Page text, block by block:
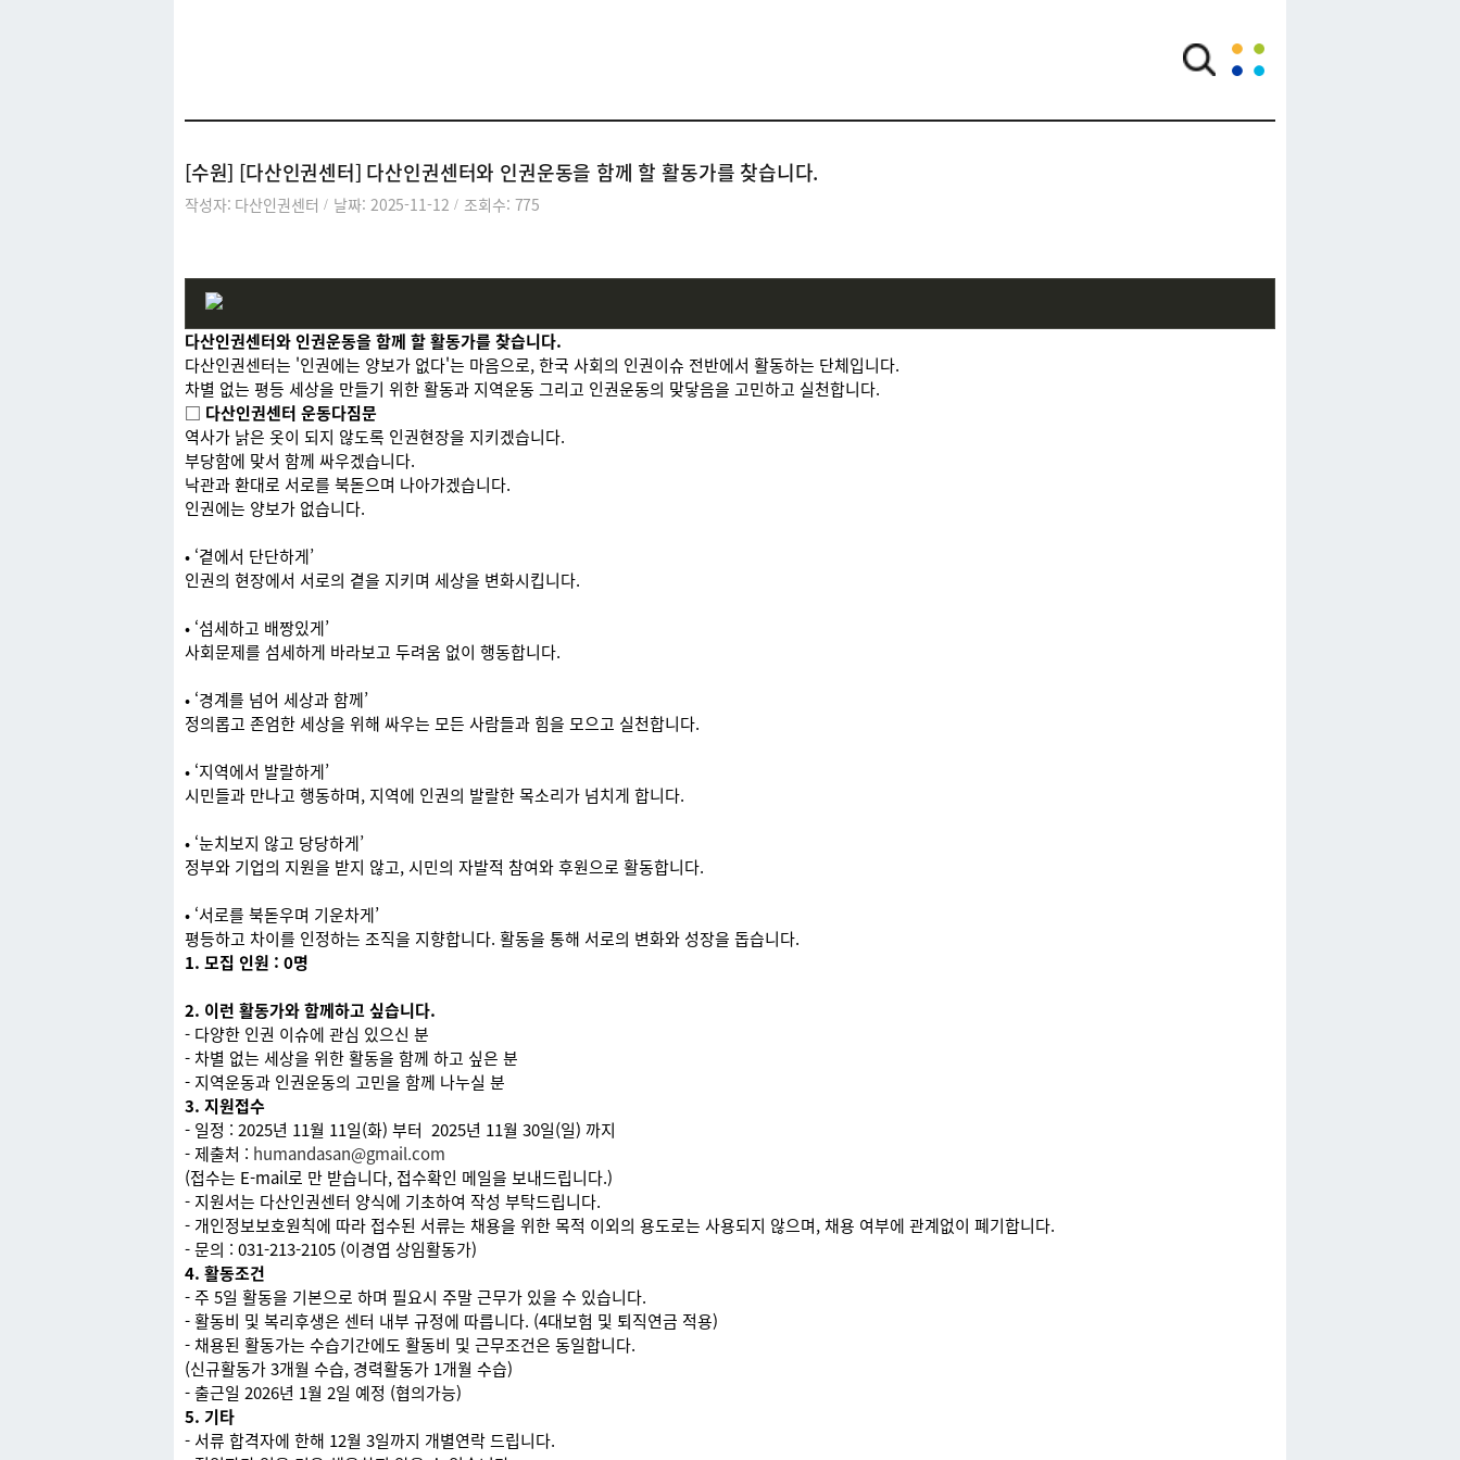
[수원] [다산인권센터] 다산인권센터와 인권운동을 함께 할 활동가를 찾습니다.
작성자: 다산인권센터 / 날짜: 2025-11-12 / 조회수: 775
다산인권센터와 인권운동을 함께 할 활동가를 찾습니다.
다산인권센터는 '인권에는 양보가 없다'는 마음으로, 한국 사회의 인권이슈 전반에서 활동하는 단체입니다.
차별 없는 평등 세상을 만들기 위한 활동과 지역운동 그리고 인권운동의 맞닿음을 고민하고 실천합니다.
□ 다산인권센터 운동다짐문
역사가 낡은 옷이 되지 않도록 인권현장을 지키겠습니다.
부당함에 맞서 함께 싸우겠습니다.
낙관과 환대로 서로를 북돋으며 나아가겠습니다.
인권에는 양보가 없습니다.
• ‘곁에서 단단하게’
인권의 현장에서 서로의 곁을 지키며 세상을 변화시킵니다.
• ‘섬세하고 배짱있게’
사회문제를 섬세하게 바라보고 두려움 없이 행동합니다.
• ‘경계를 넘어 세상과 함께’
정의롭고 존엄한 세상을 위해 싸우는 모든 사람들과 힘을 모으고 실천합니다.
• ‘지역에서 발랄하게’
시민들과 만나고 행동하며, 지역에 인권의 발랄한 목소리가 넘치게 합니다.
• ‘눈치보지 않고 당당하게’
정부와 기업의 지원을 받지 않고, 시민의 자발적 참여와 후원으로 활동합니다.
• ‘서로를 북돋우며 기운차게’
평등하고 차이를 인정하는 조직을 지향합니다. 활동을 통해 서로의 변화와 성장을 돕습니다.
1. 모집 인원 : 0명
2. 이런 활동가와 함께하고 싶습니다.
- 다양한 인권 이슈에 관심 있으신 분
- 차별 없는 세상을 위한 활동을 함께 하고 싶은 분
- 지역운동과 인권운동의 고민을 함께 나누실 분
3. 지원접수
- 일정 : 2025년 11월 11일(화) 부터 2025년 11월 30일(일) 까지
- 제출처 : humandasan@gmail.com
(접수는 E-mail로 만 받습니다, 접수확인 메일을 보내드립니다.)
- 지원서는 다산인권센터 양식에 기초하여 작성 부탁드립니다.
- 개인정보보호원칙에 따라 접수된 서류는 채용을 위한 목적 이외의 용도로는 사용되지 않으며, 채용 여부에 관계없이 폐기합니다.
- 문의 : 031-213-2105 (이경엽 상임활동가)
4. 활동조건
- 주 5일 활동을 기본으로 하며 필요시 주말 근무가 있을 수 있습니다.
- 활동비 및 복리후생은 센터 내부 규정에 따릅니다. (4대보험 및 퇴직연금 적용)
- 채용된 활동가는 수습기간에도 활동비 및 근무조건은 동일합니다.
(신규활동가 3개월 수습, 경력활동가 1개월 수습)
- 출근일 2026년 1월 2일 예정 (협의가능)
5. 기타
- 서류 합격자에 한해 12월 3일까지 개별연락 드립니다.